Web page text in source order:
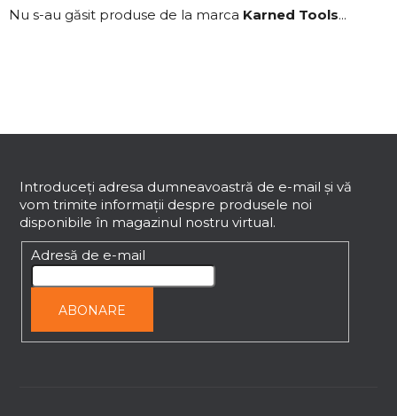
Nu s-au găsit produse de la marca Karned Tools...
Introduceţi adresa dumneavoastră de e-mail şi vă
vom trimite informaţii despre produsele noi
disponibile în magazinul nostru virtual.
Adresă de e-mail
ABONARE